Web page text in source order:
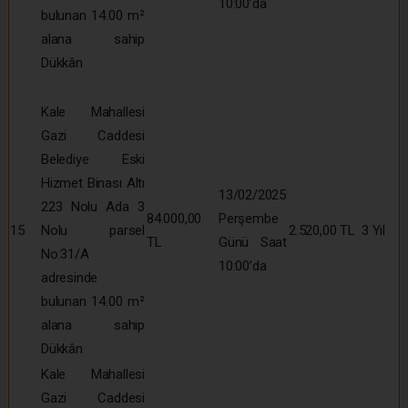
bulunan 14.00 m²
alana sahip
Dükkân
10:00’da
15
Kale Mahallesi
Gazi Caddesi
Belediye Eski
Hizmet Binası Altı
223 Nolu Ada 3
Nolu parsel
No:31/A
adresinde
bulunan 14.00 m²
alana sahip
Dükkân
84.000,00
TL
13/02/2025
Perşembe
Günü Saat
10:00’da
2.520,00 TL 3 Yıl
Kale Mahallesi
Gazi Caddesi